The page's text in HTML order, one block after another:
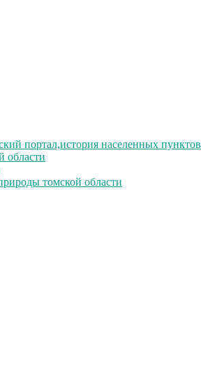
портал,история населенных пунктов
области
томской области